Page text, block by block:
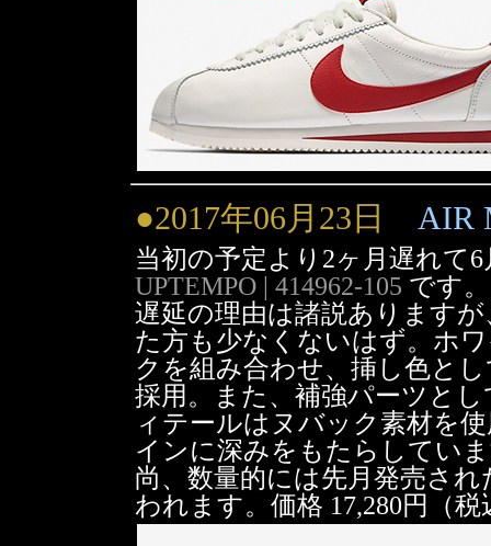
●2017年06月23日 AIR
当初の予定より2ヶ月遅れて
UPTEMPO | 414962-105 です。
遅延の理由は諸説あります
た方も少なくないはず。ホ
クを組み合わせ、挿し色と
採用。また、補強パーツと
ィテールはヌバック素材を
インに深みをもたらしてい
尚、数量的には先月発売さ
われます。価格 17,280円（税